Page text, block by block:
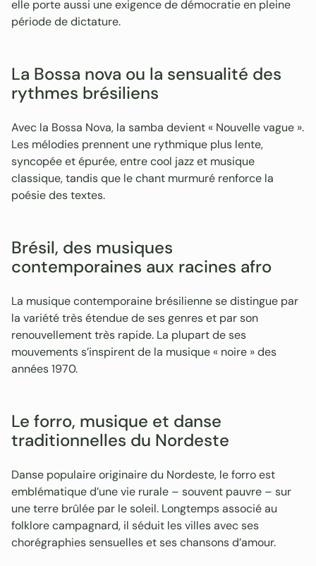
elle porte aussi une exigence de démocratie en pleine
période de dictature.
La Bossa nova ou la sensualité des
rythmes brésiliens
Avec la Bossa Nova, la samba devient « Nouvelle vague ».
Les mélodies prennent une rythmique plus lente,
syncopée et épurée, entre cool jazz et musique
classique, tandis que le chant murmuré renforce la
poésie des textes.
Brésil, des musiques
contemporaines aux racines afro
La musique contemporaine brésilienne se distingue par
la variété très étendue de ses genres et par son
renouvellement très rapide. La plupart de ses
mouvements s’inspirent de la musique « noire » des
années 1970.
Le forro, musique et danse
traditionnelles du Nordeste
Danse populaire originaire du Nordeste, le forro est
emblématique d’une vie rurale – souvent pauvre – sur
une terre brûlée par le soleil. Longtemps associé au
folklore campagnard, il séduit les villes avec ses
chorégraphies sensuelles et ses chansons d’amour.